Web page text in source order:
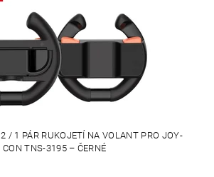
/ 1 PÁR RUKOJETÍ NA VOLANT PRO JOY-
CON TNS-3195 – ČERNÉ